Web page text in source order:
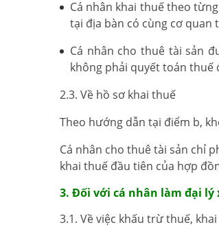
Cá nhân khai thuế theo
tại địa bàn có cùng cơ quan
Cá nhân cho thuê tài sản
không phải quyết toán thuế
2.3. Về hồ sơ khai thuế
Theo hướng dẫn tại điểm b,
Cá nhân cho thuê tài sản chỉ
khai thuế đầu tiên của hợp
3. Đối với cá nhân làm đại lý
3.1. Về việc khấu trừ thuế,